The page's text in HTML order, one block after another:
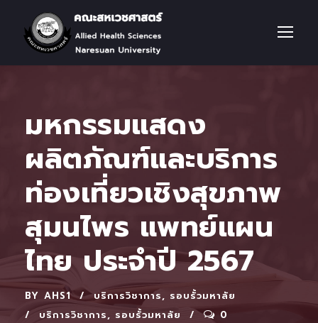
มหกรรมแสดง
ผลิตภัณฑ์และบริการ
ท่องเที่ยวเชิงสุขภาพ
สุมนไพร แพทย์แผน
ไทย ประจําปี 2567
BY AHS1 บริการวิชาการ, รอบรั้วมหาลัย
บริการวิชาการ, รอบรั้วมหาลัย 0